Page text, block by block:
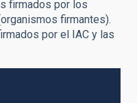
firmados por los
firmantes).
por el IAC y las